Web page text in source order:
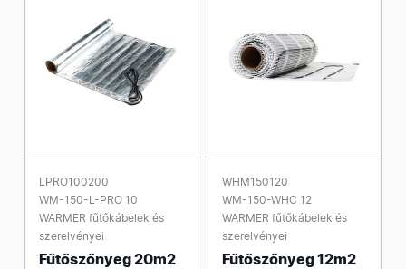
LPRO100200
WM-150-L-PRO 10
WARMER fűtőkábelek és
szerelvényei
Fűtőszőnyeg 20m2
WHM150120
WM-150-WHC 12
WARMER fűtőkábelek és
szerelvényei
Fűtőszőnyeg 12m2